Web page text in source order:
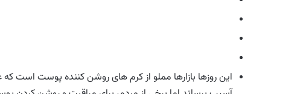
این روزها بازارها مملو از کرم های روشن کننده پوست است